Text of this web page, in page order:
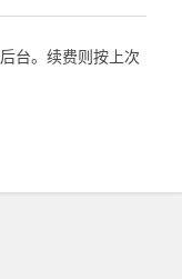
台。续费则按上次